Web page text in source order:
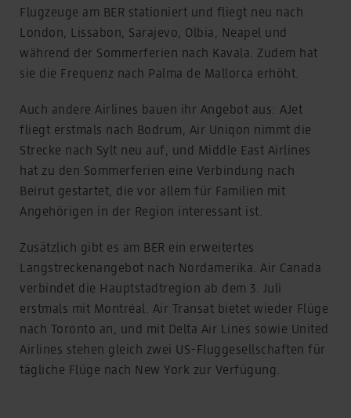
Flugzeuge am BER stationiert und fliegt neu nach
London, Lissabon, Sarajevo, Olbia, Neapel und
während der Sommerferien nach Kavala. Zudem hat
sie die Frequenz nach Palma de Mallorca erhöht.
Auch andere Airlines bauen ihr Angebot aus: AJet
fliegt erstmals nach Bodrum, Air Uniqon nimmt die
Strecke nach Sylt neu auf, und Middle East Airlines
hat zu den Sommerferien eine Verbindung nach
Beirut gestartet, die vor allem für Familien mit
Angehörigen in der Region interessant ist.
Zusätzlich gibt es am BER ein erweitertes
Langstreckenangebot nach Nordamerika. Air Canada
verbindet die Hauptstadtregion ab dem 3. Juli
erstmals mit Montréal. Air Transat bietet wieder Flüge
nach Toronto an, und mit Delta Air Lines sowie United
Airlines stehen gleich zwei US-Fluggesellschaften für
tägliche Flüge nach New York zur Verfügung.